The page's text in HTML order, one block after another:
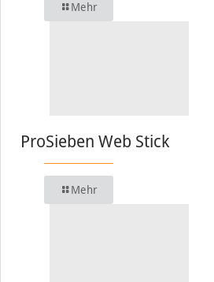
Mehr
ProSieben Web Stick
Mehr